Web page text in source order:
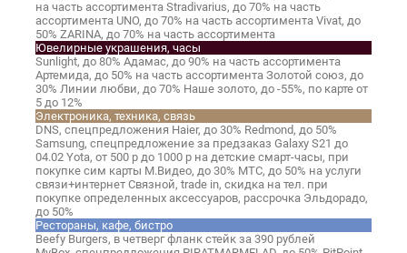
на часть ассортимента Stradivarius, до 70% на часть
ассортимента UNO, до 70% на часть ассортимента Vivat, до
50% ZARINA, до 70% на часть ассортимента
Ювелирные украшения, часы
Sunlight, до 80% Адамас, до 90% на часть ассортимента
Артемида, до 50% на часть ассортимента Золотой союз, до
30% Линии любви, до 70% Наше золото, до -55%, по карте от
5 до 12%
Электроника, техника, связь
DNS, спецпредложения Haier, до 30% Redmond, до 50%
Samsung, спецпредложение за предзаказ Galaxy S21 до
04.02 Yota, от 500 р до 1000 р на детские смарт-часы, при
покупке сим карты М.Видео, до 30% МТС, до 50% на услуги
связи+интернет Связной, trade in, скидка на тел. при
покупке определенных аксессуаров, рассрочка Эльдорадо,
до 50%
Рестораны, кафе, бистро
Beefy Burgers, в четверг фланк стейк за 390 рублей